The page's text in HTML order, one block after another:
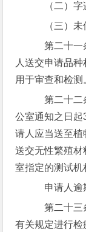
（二）字
（三）未
第二十一
人送交申请品
用于审查和检测
第二十二
公室通知之日起
请人应当送至植
送交无性繁殖
室指定的测试机
申请人逾
第二十三
有关规定进行